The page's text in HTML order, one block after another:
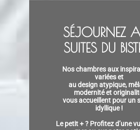
SÉJOURNEZ
SUITES DU
Nos chambres aux
variées et
au design atypique,
modernité et
vous accueillent pour un
idyllique !
Le petit + ? Profitez d’une